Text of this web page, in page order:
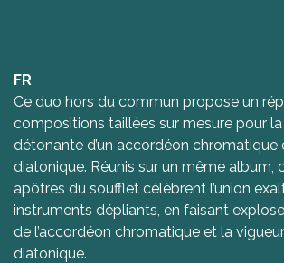
FR
Ce duo hors du commun propose un
compositions taillées sur mesure pour
détonante d’un accordéon chromatique
diatonique. Réunis sur un même album,
apôtres du soufflet célèbrent l’union
instruments dépliants, en faisant
de l’accordéon chromatique et la
diatonique.